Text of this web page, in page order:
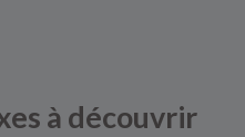
à découvrir